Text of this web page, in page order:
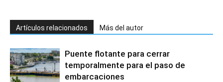
Artículos relacionados Más del autor
Puente flotante para cerrar
temporalmente para el paso de
embarcaciones